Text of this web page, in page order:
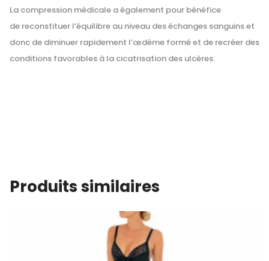
La compression médicale a également pour bénéfice
de reconstituer l’équilibre au niveau des échanges sanguins et
donc de diminuer rapidement l’œdème formé et de recréer des
conditions favorables à la cicatrisation des ulcères.
Produits similaires